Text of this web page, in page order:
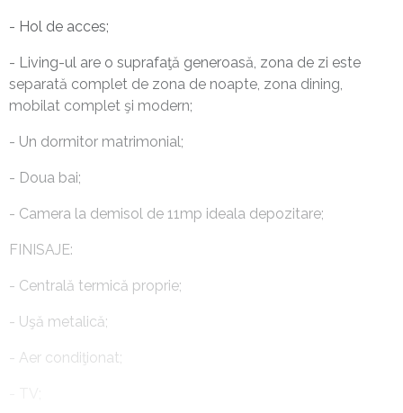
- Hol de acces;
- Living-ul are o suprafaţă generoasă, zona de zi este
separată complet de zona de noapte, zona dining,
mobilat complet şi modern;
- Un dormitor matrimonial;
- Doua bai;
- Camera la demisol de 11mp ideala depozitare;
FINISAJE:
- Centrală termică proprie;
- Uşă metalică;
- Aer condiţionat;